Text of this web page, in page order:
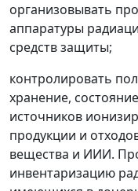
организовывать
аппаратуры
средств защиты;
контролировать
хранение,
источников
продукции и
вещества и ИИИ.
инвентаризацию